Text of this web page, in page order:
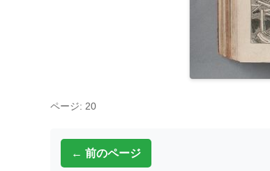
ページ: 20
← 前のページ